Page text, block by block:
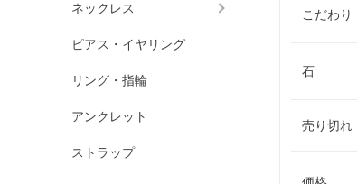
ネックレス
ピアス・イヤリング
リング・指輪
アンクレット
ストラップ
こだわり
石
売り切れ